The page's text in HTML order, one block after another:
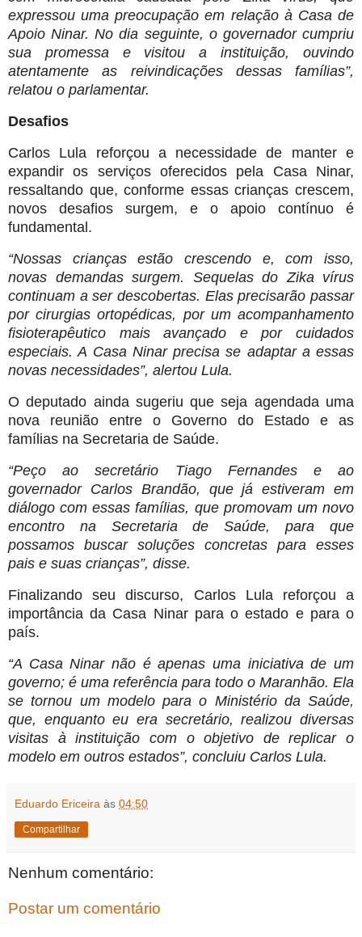
expressou uma preocupação em relação à Casa de
Apoio Ninar. No dia seguinte, o governador cumpriu
sua promessa e visitou a instituição, ouvindo
atentamente as reivindicações dessas famílias”,
relatou o parlamentar.
Desafios
Carlos Lula reforçou a necessidade de manter e
expandir os serviços oferecidos pela Casa Ninar,
ressaltando que, conforme essas crianças crescem,
novos desafios surgem, e o apoio contínuo é
fundamental.
“Nossas crianças estão crescendo e, com isso,
novas demandas surgem. Sequelas do Zika vírus
continuam a ser descobertas. Elas precisarão passar
por cirurgias ortopédicas, por um acompanhamento
fisioterapêutico mais avançado e por cuidados
especiais. A Casa Ninar precisa se adaptar a essas
novas necessidades”, alertou Lula.
O deputado ainda sugeriu que seja agendada uma
nova reunião entre o Governo do Estado e as
famílias na Secretaria de Saúde.
“Peço ao secretário Tiago Fernandes e ao
governador Carlos Brandão, que já estiveram em
diálogo com essas famílias, que promovam um novo
encontro na Secretaria de Saúde, para que
possamos buscar soluções concretas para esses
pais e suas crianças”, disse.
Finalizando seu discurso, Carlos Lula reforçou a
importância da Casa Ninar para o estado e para o
país.
“A Casa Ninar não é apenas uma iniciativa de um
governo; é uma referência para todo o Maranhão. Ela
se tornou um modelo para o Ministério da Saúde,
que, enquanto eu era secretário, realizou diversas
visitas à instituição com o objetivo de replicar o
modelo em outros estados”, concluiu Carlos Lula.
Eduardo Ericeira às 04:50
Compartilhar
Nenhum comentário:
Postar um comentário